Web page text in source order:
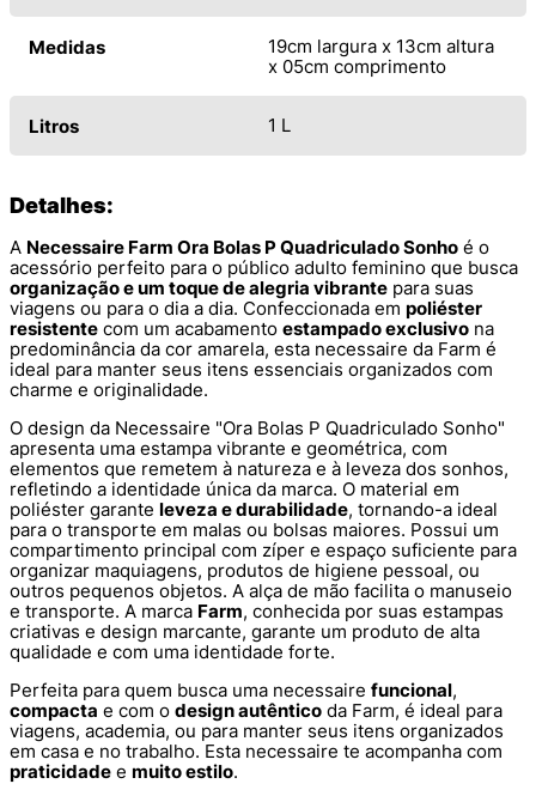
Medidas
19cm largura x 13cm altura
x 05cm comprimento
Litros 1 L
Detalhes:
A Necessaire Farm Ora Bolas P Quadriculado Sonho é o
acessório perfeito para o público adulto feminino que busca
organização e um toque de alegria vibrante para suas
viagens ou para o dia a dia. Confeccionada em poliéster
resistente com um acabamento estampado exclusivo na
predominância da cor amarela, esta necessaire da Farm é
ideal para manter seus itens essenciais organizados com
charme e originalidade.
O design da Necessaire "Ora Bolas P Quadriculado Sonho"
apresenta uma estampa vibrante e geométrica, com
elementos que remetem à natureza e à leveza dos sonhos,
refletindo a identidade única da marca. O material em
poliéster garante leveza e durabilidade, tornando-a ideal
para o transporte em malas ou bolsas maiores. Possui um
compartimento principal com zíper e espaço suficiente para
organizar maquiagens, produtos de higiene pessoal, ou
outros pequenos objetos. A alça de mão facilita o manuseio
e transporte. A marca Farm, conhecida por suas estampas
criativas e design marcante, garante um produto de alta
qualidade e com uma identidade forte.
Perfeita para quem busca uma necessaire funcional,
compacta e com o design autêntico da Farm, é ideal para
viagens, academia, ou para manter seus itens organizados
em casa e no trabalho. Esta necessaire te acompanha com
praticidade e muito estilo.